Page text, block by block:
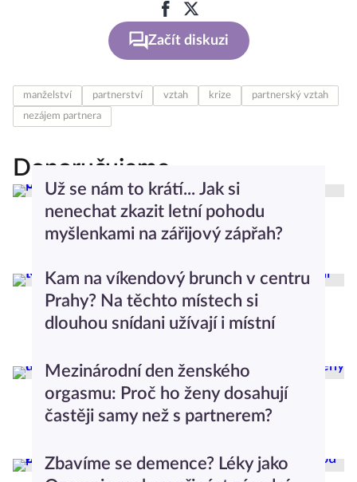
Začít diskuzi
manželství partnerství vztah krize
partnerský vztah
nezájem partnera
Doporučujeme
Už se nám to krátí... Jak si
nenechat zkazit letní pohodu
myšlenkami na zářijový zápřah?
Kam na víkendový brunch v centru
Prahy? Na těchto místech si
dlouhou snídani užívají i místní
Mezinárodní den ženského
orgasmu: Proč ho ženy dosahují
častěji samy než s partnerem?
Zbavíme se demence? Léky jako